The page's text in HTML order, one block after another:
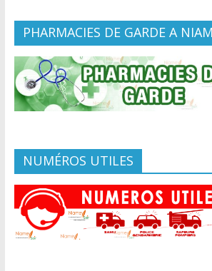
PHARMACIES DE GARDE A
NUMÉROS UTILES